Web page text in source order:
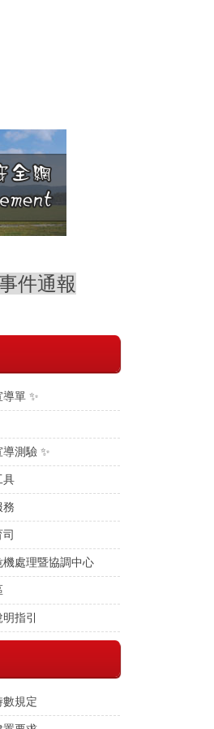
件通報
單 ✨
測驗 ✨
具
務
處理暨協調中心
指引
數規定